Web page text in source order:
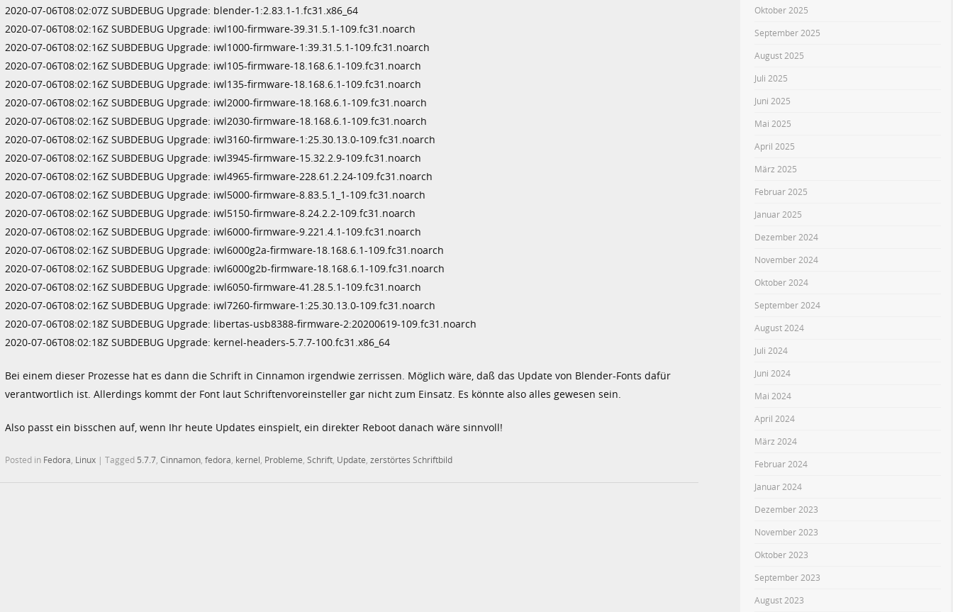
2020-07-06T08:02:07Z SUBDEBUG Upgrade: blender-1:2.83.1-1.fc31.x86_64
2020-07-06T08:02:16Z SUBDEBUG Upgrade: iwl100-firmware-39.31.5.1-109.fc31.noarch
2020-07-06T08:02:16Z SUBDEBUG Upgrade: iwl1000-firmware-1:39.31.5.1-109.fc31.noarch
2020-07-06T08:02:16Z SUBDEBUG Upgrade: iwl105-firmware-18.168.6.1-109.fc31.noarch
2020-07-06T08:02:16Z SUBDEBUG Upgrade: iwl135-firmware-18.168.6.1-109.fc31.noarch
2020-07-06T08:02:16Z SUBDEBUG Upgrade: iwl2000-firmware-18.168.6.1-109.fc31.noarch
2020-07-06T08:02:16Z SUBDEBUG Upgrade: iwl2030-firmware-18.168.6.1-109.fc31.noarch
2020-07-06T08:02:16Z SUBDEBUG Upgrade: iwl3160-firmware-1:25.30.13.0-109.fc31.noarch
2020-07-06T08:02:16Z SUBDEBUG Upgrade: iwl3945-firmware-15.32.2.9-109.fc31.noarch
2020-07-06T08:02:16Z SUBDEBUG Upgrade: iwl4965-firmware-228.61.2.24-109.fc31.noarch
2020-07-06T08:02:16Z SUBDEBUG Upgrade: iwl5000-firmware-8.83.5.1_1-109.fc31.noarch
2020-07-06T08:02:16Z SUBDEBUG Upgrade: iwl5150-firmware-8.24.2.2-109.fc31.noarch
2020-07-06T08:02:16Z SUBDEBUG Upgrade: iwl6000-firmware-9.221.4.1-109.fc31.noarch
2020-07-06T08:02:16Z SUBDEBUG Upgrade: iwl6000g2a-firmware-18.168.6.1-109.fc31.noarch
2020-07-06T08:02:16Z SUBDEBUG Upgrade: iwl6000g2b-firmware-18.168.6.1-109.fc31.noarch
2020-07-06T08:02:16Z SUBDEBUG Upgrade: iwl6050-firmware-41.28.5.1-109.fc31.noarch
2020-07-06T08:02:16Z SUBDEBUG Upgrade: iwl7260-firmware-1:25.30.13.0-109.fc31.noarch
2020-07-06T08:02:18Z SUBDEBUG Upgrade: libertas-usb8388-firmware-2:20200619-109.fc31.noarch
2020-07-06T08:02:18Z SUBDEBUG Upgrade: kernel-headers-5.7.7-100.fc31.x86_64
Bei einem dieser Prozesse hat es dann die Schrift in Cinnamon irgendwie zerrissen. Möglich wäre, daß das Update von Blender-Fonts dafür
verantwortlich ist. Allerdings kommt der Font laut Schriftenvoreinsteller gar nicht zum Einsatz. Es könnte also alles gewesen sein.
Also passt ein bisschen auf, wenn Ihr heute Updates einspielt, ein direkter Reboot danach wäre sinnvoll!
Posted in Fedora Linux | Tagged 5.7.7 Cinnamon fedora kernel Probleme Schrift Update zerstörtes Schriftbild
Oktober 2025
September 2025
August 2025
Juli 2025
Juni 2025
Mai 2025
April 2025
März 2025
Februar 2025
Januar 2025
Dezember 2024
November 2024
Oktober 2024
September 2024
August 2024
Juli 2024
Juni 2024
Mai 2024
April 2024
März 2024
Februar 2024
Januar 2024
Dezember 2023
November 2023
Oktober 2023
September 2023
August 2023